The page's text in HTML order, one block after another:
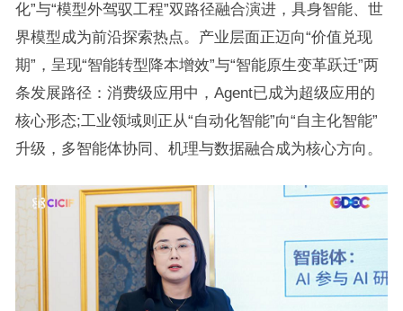
化”与“模型外驾驭工程”双路径融合演进，具身智能、世
界模型成为前沿探索热点。产业层面正迈向“价值兑现
期”，呈现“智能转型降本增效”与“智能原生变革跃迁”两
条发展路径：消费级应用中，Agent已成为超级应用的
核心形态;工业领域则正从“自动化智能”向“自主化智能”
升级，多智能体协同、机理与数据融合成为核心方向。